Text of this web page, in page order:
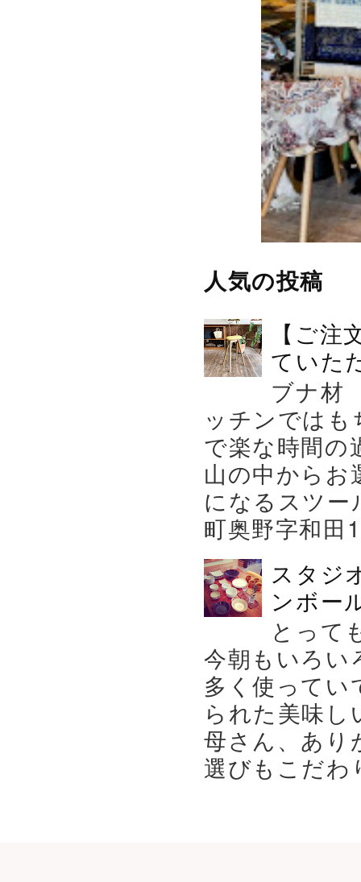
人気の投稿
【ご
ていた
ブナ材
ッチンでは
で楽な時間の
山の中から
になるスツー
町奥野字和
スタジ
ンボー
とって
今朝もいろい
多く使ってい
られた美味
母さん、あり
選びもこだ